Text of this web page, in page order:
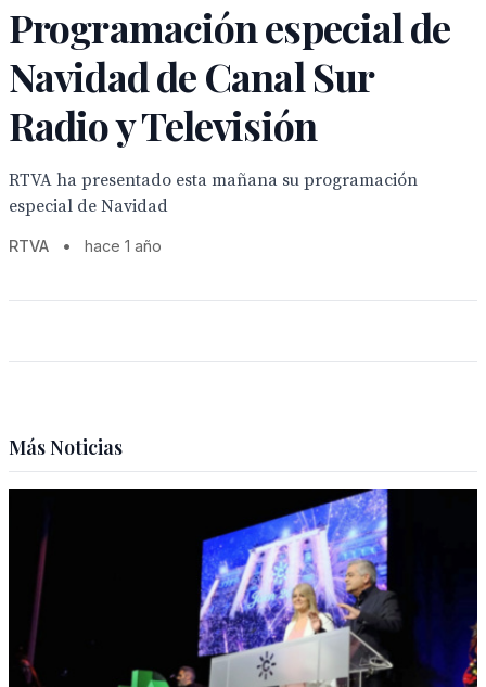
Programación especial de
Navidad de Canal Sur
Radio y Televisión
RTVA ha presentado esta mañana su programación
especial de Navidad
RTVA • hace 1 año
Más Noticias